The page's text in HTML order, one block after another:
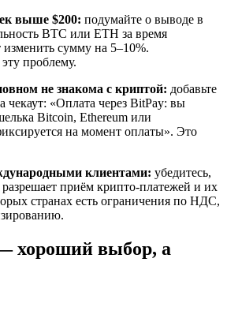
выше $200: подумайте о выводе в
BTC или ETH за время
сумму на 5–10%.
проблему.
не знакома с криптой: добавьте
чекаут: «Оплата через BitPay: вы
Bitcoin, Ethereum или
на момент оплаты». Это
клиентами: убедитесь,
приём крипто-платежей и их
странах есть ограничения по НДС,
хороший выбор, а